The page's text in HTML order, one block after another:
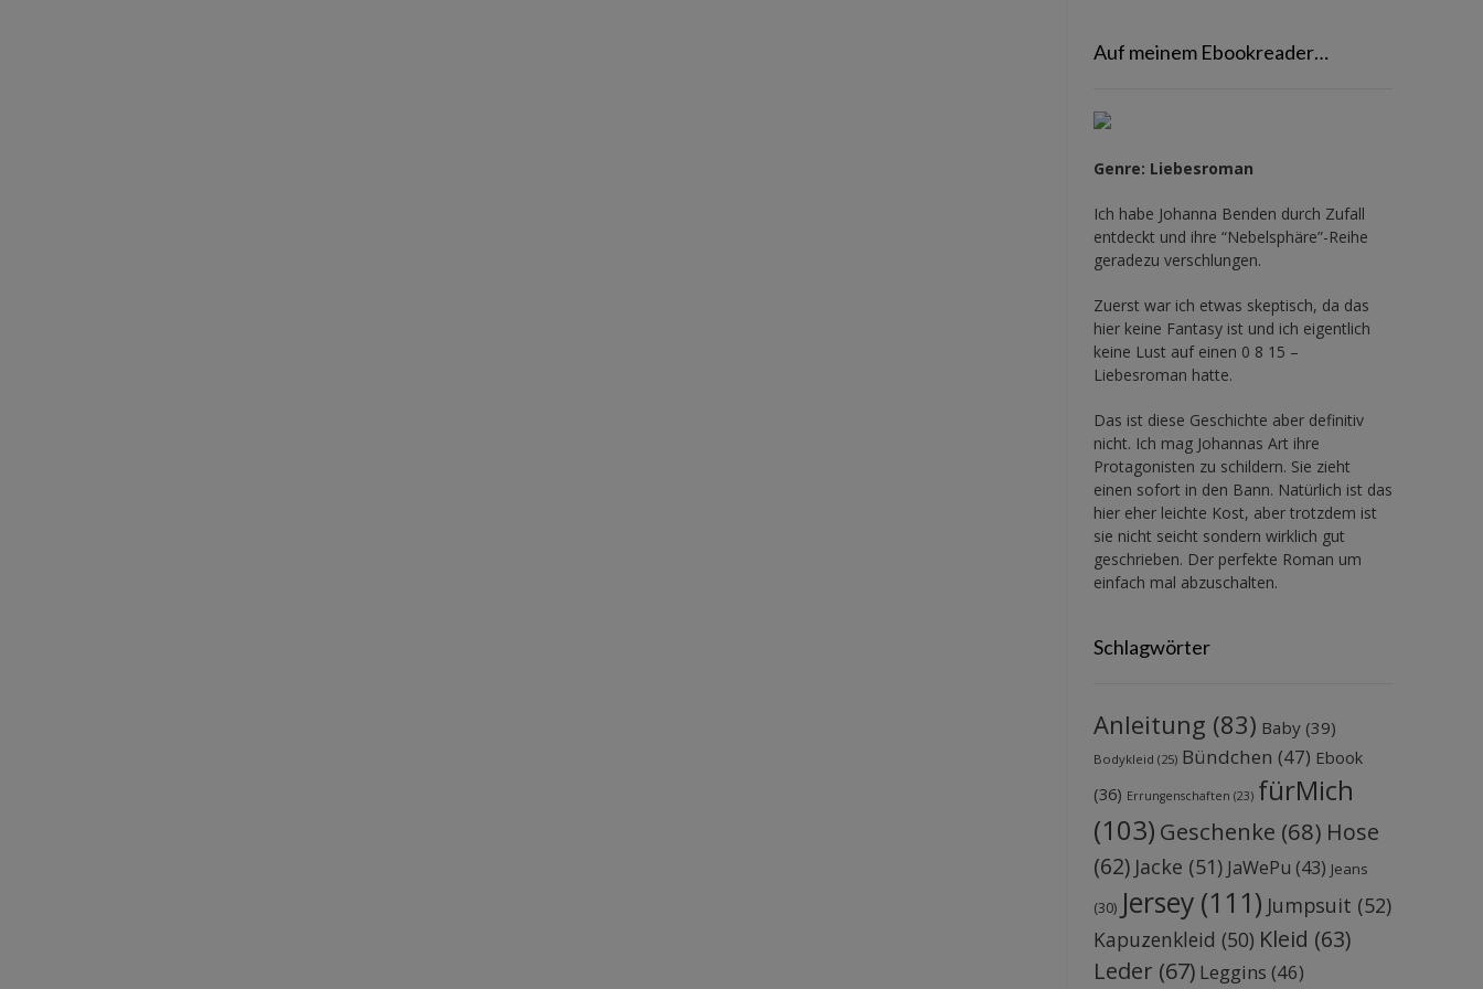
Auf meinem Ebookreader…
Genre: Liebesroman
Ich habe Johanna Benden durch Zufall
entdeckt und ihre “Nebelsphäre”-Reihe
geradezu verschlungen.
Zuerst war ich etwas skeptisch, da das
hier keine Fantasy ist und ich eigentlich
keine Lust auf einen 0 8 15 –
Liebesroman hatte.
Das ist diese Geschichte aber definitiv
nicht. Ich mag Johannas Art ihre
Protagonisten zu schildern. Sie zieht
einen sofort in den Bann. Natürlich ist das
hier eher leichte Kost, aber trotzdem ist
sie nicht seicht sondern wirklich gut
geschrieben. Der perfekte Roman um
einfach mal abzuschalten.
Schlagwörter
Anleitung (83) Baby(39)
Bodykleid (25) Bündchen (47) Ebook
(36) Errungenschaften (23) fürMich
(103) Geschenke (68) Hose
(62) Jacke (51) JaWePu (43) Jeans
(30) Jersey(111) Jumpsuit (52)
Kapuzenkleid (50) Kleid (63)
Leder (67) Leggins (46)